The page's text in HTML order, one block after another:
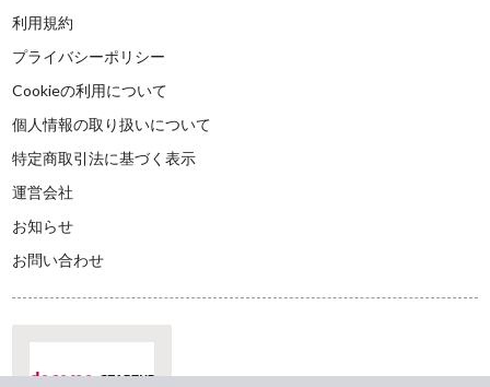
利用規約
プライバシーポリシー
Cookieの利用について
個人情報の取り扱いについて
特定商取引法に基づく表示
運営会社
お知らせ
お問い合わせ